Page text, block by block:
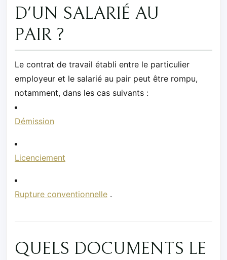
D'UN SALARIÉ AU
PAIR ?
Le contrat de travail établi entre le particulier
employeur et le salarié au pair peut être rompu,
notamment, dans les cas suivants :
Démission
Licenciement
Rupture conventionnelle .
QUELS DOCUMENTS LE